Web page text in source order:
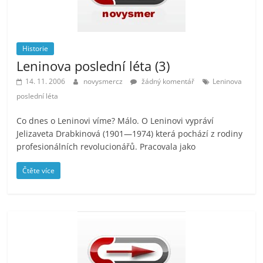
Historie
Leninova poslední léta (3)
14. 11. 2006 novysmercz žádný komentář
Leninova
poslední léta
Co dnes o Leninovi víme? Málo. O Leninovi vypráví
Jelizaveta Drabkinová (1901—1974) která pochází z rodiny
profesionálních revolucionářů. Pracovala jako
Čtěte více